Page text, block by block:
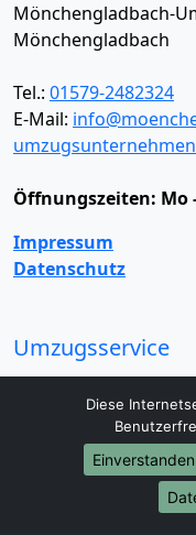
Mönchengladbach-
Mönchengladbach
Tel.: 01579-2482324
E-Mail:
Öffnungszeiten: Mo
Impressum
Datenschutz
Umzugsservice
Umzugsservice
Fernumzug
Seniorenumzug
Diese
Einverstanden